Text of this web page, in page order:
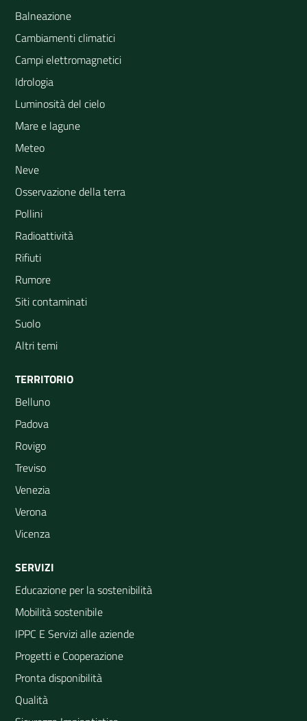
Balneazione
Cambiamenti climatici
Campi elettromagnetici
Idrologia
Luminosità del cielo
Mare e lagune
Meteo
Neve
Osservazione della terra
Pollini
Radioattività
Rifiuti
Rumore
Siti contaminati
Suolo
Altri temi
TERRITORIO
Belluno
Padova
Rovigo
Treviso
Venezia
Verona
Vicenza
SERVIZI
Educazione per la sostenibilità
Mobilità sostenibile
IPPC E Servizi alle aziende
Progetti e Cooperazione
Pronta disponibilità
Qualità